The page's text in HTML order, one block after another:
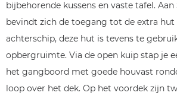
bijbehorende kussens en vaste tafel.
bevindt zich de toegang tot de extra hut
achterschip, deze hut is tevens te
opbergruimte. Via de open kuip stap je
het gangboord met goede houvast
loop over het dek. Op het voordek zijn